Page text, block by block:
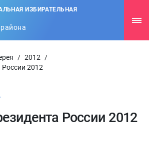
ИЗБИРАТЕЛЬНАЯ
/ 2012
/
2012
России 2012